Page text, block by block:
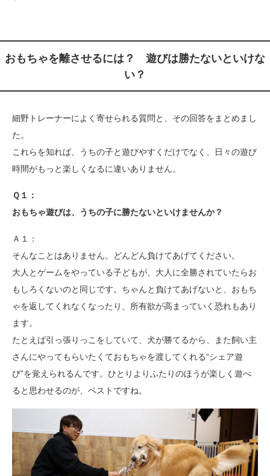
おもちゃを離させるには？ 遊びは勝たないといけな
い？
細野トレーナーによく寄せられる質問と、その回答をまとめまし
た。
これらを知れば、うちの子と遊びやすくだけでなく、日々の遊び
時間がもっと楽しくなるに違いありません。
Ｑ１：
おもちゃ遊びは、うちの子に勝たないといけませんか？
Ａ１：
そんなことはありません。どんどん負けてあげてください。
大人とゲームをやっている子どもが、大人に全勝されていたらお
もしろくないのと同じです。ちゃんと負けてあげないと、おもち
ゃを返してくれなくなったり、所有欲が高まっていく恐れもあり
ます。
たとえば引っ張りっこをしていて、犬が勝てるから、また飼い主
さんにやってもらいたくておもちゃを渡してくれる“シェア遊
び”を覚えられるんです。ひとりよりふたりのほうが楽しく遊べ
ると思わせるのが、ベストですね。